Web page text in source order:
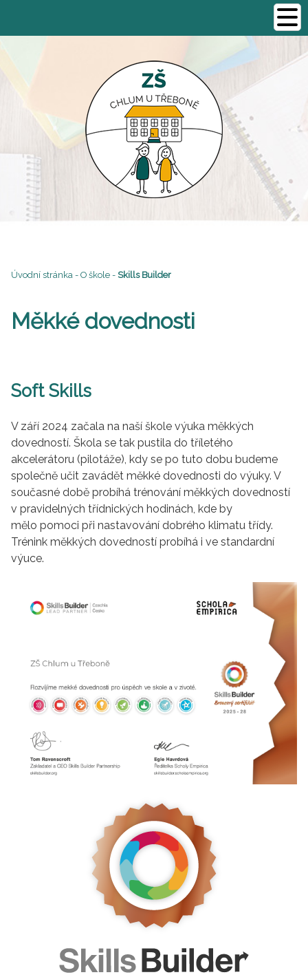
Úvodní stránka - O škole - Skills Builder
Měkké dovednosti
Soft Skills
V září 2024 začala na naší škole výuka měkkých
dovedností. Škola se tak pustila do tříletého
akcelerátoru (pilotáže), kdy se po tuto dobu budeme
společně učit zavádět měkké dovednosti do výuky. V
současné době probíhá trénování měkkých dovedností
v pravidelných třídnických hodinách, kde by
mělo pomoci při nastavování dobrého klimatu třídy.
Trénink měkkých dovedností probíhá i ve standardní
výuce.